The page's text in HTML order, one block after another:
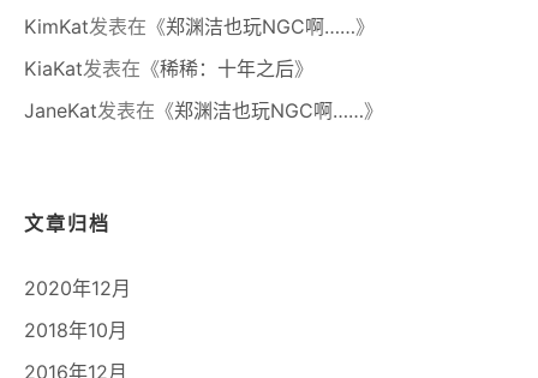
KimKat发表在《郑渊洁也玩NGC啊……》
KiaKat发表在《稀稀：十年之后》
JaneKat发表在《郑渊洁也玩NGC啊……》
文章归档
2020年12月
2018年10月
2016年12月